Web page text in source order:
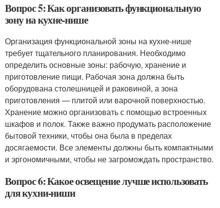
Вопрос 5: Как организовать функциональную
зону на кухне-нише
Организация функциональной зоны на кухне-нише
требует тщательного планирования. Необходимо
определить основные зоны: рабочую, хранение и
приготовление пищи. Рабочая зона должна быть
оборудована столешницей и раковиной, а зона
приготовления — плитой или варочной поверхностью.
Хранение можно организовать с помощью встроенных
шкафов и полок. Также важно продумать расположение
бытовой техники, чтобы она была в пределах
досягаемости. Все элементы должны быть компактными
и эргономичными, чтобы не загромождать пространство.
Вопрос 6: Какое освещение лучше использовать
для кухни-ниши